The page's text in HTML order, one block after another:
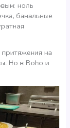
ноль
банальные
на
Но в Boho и